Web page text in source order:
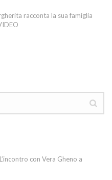
racconta la sua famiglia
con Vera Gheno a